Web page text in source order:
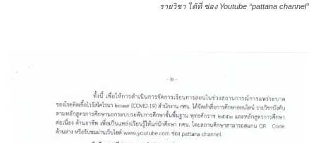
รายวิชา ได้ที่ ช่อง Youtube “pattana channel”